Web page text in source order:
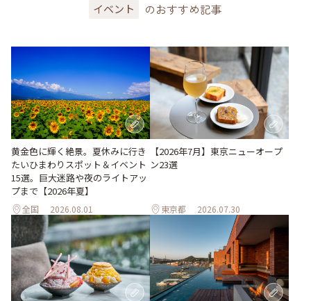
イベント のおすすめ記事
黄金色に輝く絶景。夏休みに行き
たいひまわりスポット＆イベント
15選。巨大迷路や夜のライトアッ
プまで【2026年夏】
全国 2026.08.01
【2026年7月】東京ニューオープ
ン23選
東京都 2026.07.30